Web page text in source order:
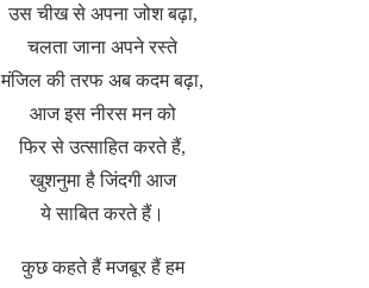
उस चीख से अपना जोश बढ़ा,
चलता जाना अपने रस्ते
मंजिल की तरफ अब कदम बढ़ा,
आज इस नीरस मन को
फिर से उत्साहित करते हैं,
खुशनुमा है जिंदगी आज
ये साबित करते हैं।
कुछ कहते हैं मजबूर हैं हम